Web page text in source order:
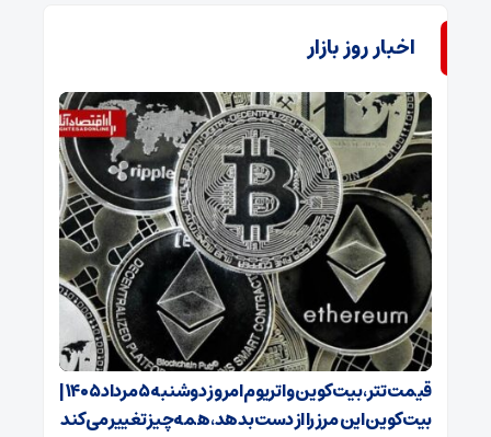
اخبار روز بازار
قیمت تتر، بیت‌کوین و اتریوم امروز دوشنبه ۵ مرداد ۱۴۰۵ |
بیت‌کوین این مرز را از دست بدهد، همه‌چیز تغییر می‌کند